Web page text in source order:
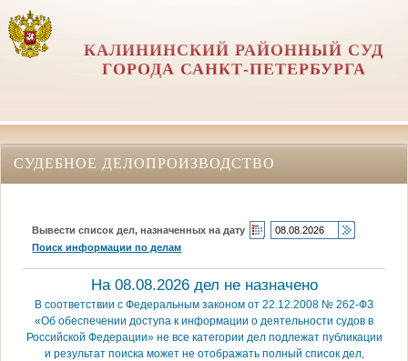
КАЛИНИНСКИЙ РАЙОННЫЙ СУД
ГОРОДА САНКТ-ПЕТЕРБУРГА
СУДЕБНОЕ ДЕЛОПРОИЗВОДСТВО
Вывести список дел, назначенных на дату
Поиск информации по делам
На 08.08.2026 дел не назначено
В соответствии с Федеральным законом от 22.12.2008 № 262-ФЗ
«Об обеспечении доступа к информации о деятельности судов в
Российской Федерации» не все категории дел подлежат публикации
и результат поиска может не отображать полный список дел,